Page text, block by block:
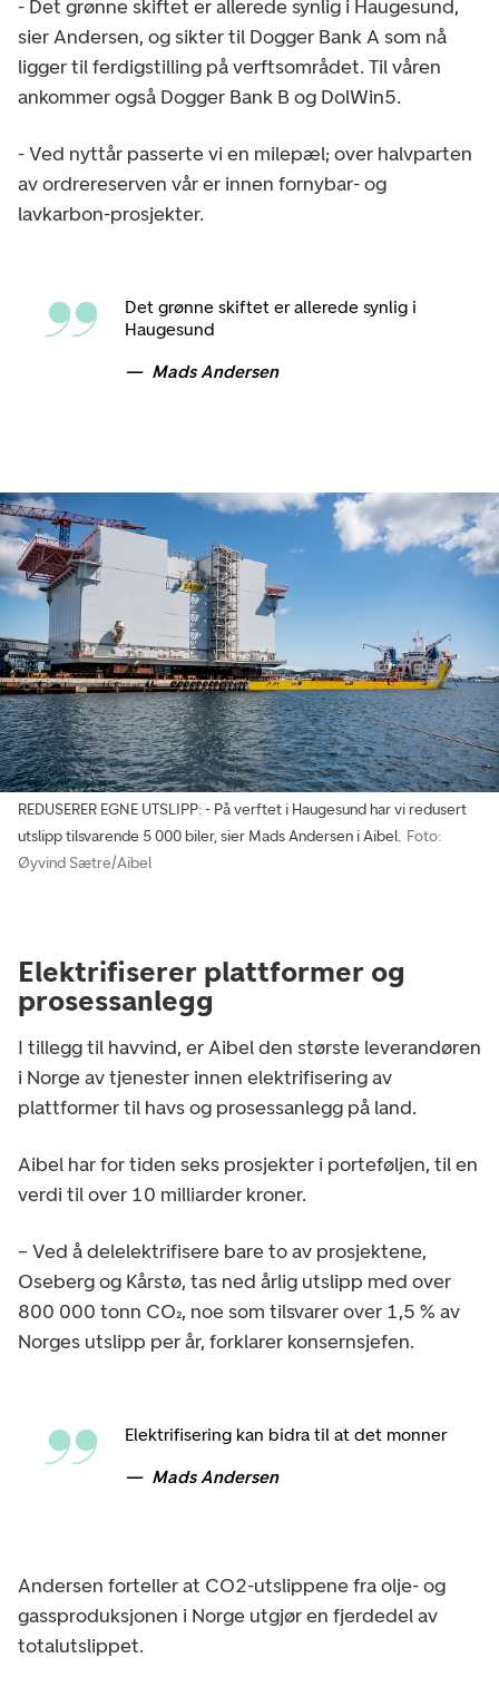
- Det grønne skiftet er allerede synlig i Haugesund,
sier Andersen, og sikter til Dogger Bank A som nå
ligger til ferdigstilling på verftsområdet. Til våren
ankommer også Dogger Bank B og DolWin5.
- Ved nyttår passerte vi en milepæl; over halvparten
av ordrereserven vår er innen fornybar- og
lavkarbon-prosjekter.
Det grønne skiftet er allerede synlig i
Haugesund
Mads Andersen
REDUSERER EGNE UTSLIPP: - På verftet i Haugesund har vi redusert
utslipp tilsvarende 5 000 biler, sier Mads Andersen i Aibel. Foto:
Øyvind Sætre/Aibel
Elektrifiserer plattformer og
prosessanlegg
I tillegg til havvind, er Aibel den største leverandøren
i Norge av tjenester innen elektrifisering av
plattformer til havs og prosessanlegg på land.
Aibel har for tiden seks prosjekter i porteføljen, til en
verdi til over 10 milliarder kroner.
– Ved å delelektrifisere bare to av prosjektene,
Oseberg og Kårstø, tas ned årlig utslipp med over
800 000 tonn CO₂, noe som tilsvarer over 1,5 % av
Norges utslipp per år, forklarer konsernsjefen.
Elektrifisering kan bidra til at det monner
Mads Andersen
Andersen forteller at CO2-utslippene fra olje- og
gassproduksjonen i Norge utgjør en fjerdedel av
totalutslippet.